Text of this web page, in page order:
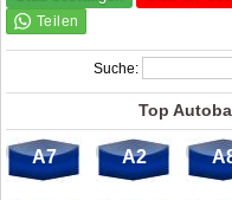
Suche:
Top
A7 A2